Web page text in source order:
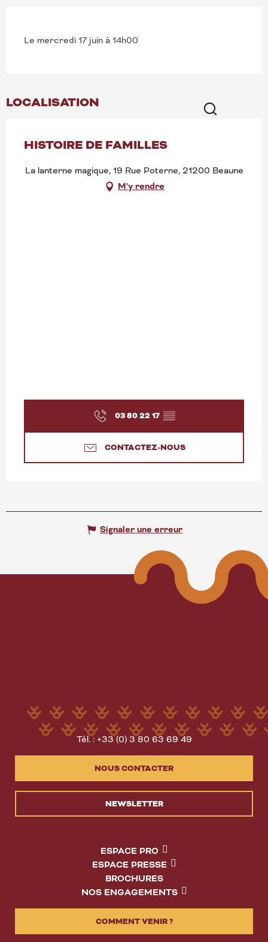
Le mercredi 17 juin à 14h00
LOCALISATION
HISTOIRE DE FAMILLES
La lanterne magique, 19 Rue Poterne, 21200 Beaune
M'y rendre
03 80 22 17 ▒▒
CONTACTEZ-NOUS
Signaler une erreur
Tél. : +33 (0) 3 80 63 69 49
NOUS CONTACTER
NEWSLETTER
ESPACE PRO
ESPACE PRESSE
BROCHURES
NOS ENGAGEMENTS
COMMENT VENIR ?